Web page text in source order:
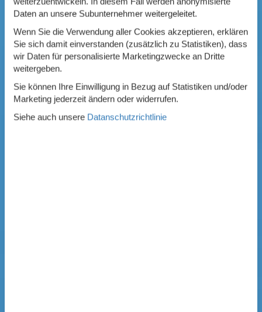
Daten an unsere Subunternehmer weitergeleitet.
Wenn Sie die Verwendung aller Cookies akzeptieren, erklären
Sie sich damit einverstanden (zusätzlich zu Statistiken), dass
wir Daten für personalisierte Marketingzwecke an Dritte
weitergeben.
Sie können Ihre Einwilligung in Bezug auf Statistiken und/oder
Marketing jederzeit ändern oder widerrufen.
Siehe auch unsere Datanschutzrichtlinie